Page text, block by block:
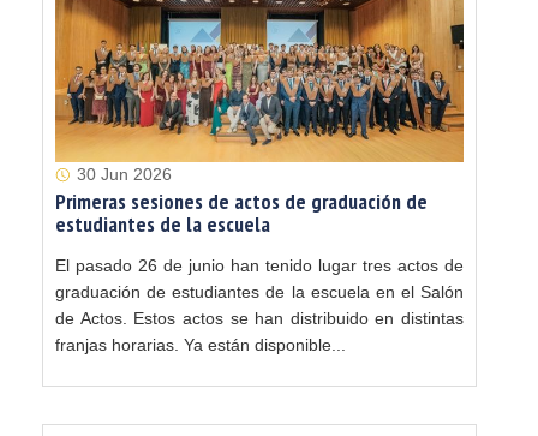
30 Jun 2026
Primeras sesiones de actos de graduación de
estudiantes de la escuela
El pasado 26 de junio han tenido lugar tres actos de
graduación de estudiantes de la escuela en el Salón
de Actos. Estos actos se han distribuido en distintas
franjas horarias. Ya están disponible...